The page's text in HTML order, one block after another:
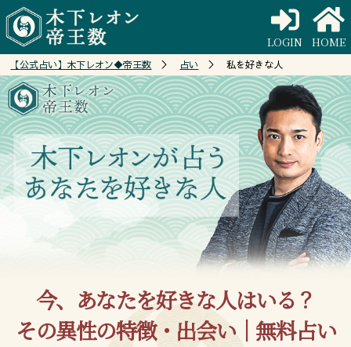
LOGIN HOME
【公式占い】木下レオン◆帝王数 ＞ 占い ＞ 私を好きな人
今、あなたを好きな人はいる？
その異性の特徴・出会い｜無料占い